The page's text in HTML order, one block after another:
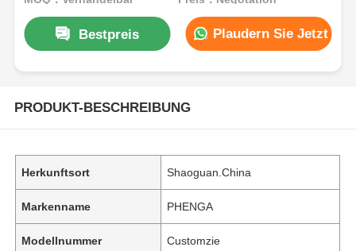
Bestpreis Plaudern Sie Jetzt
PRODUKT-BESCHREIBUNG
Herkunftsort Shaoguan.China
Markenname PHENGA
Modellnummer Customzie